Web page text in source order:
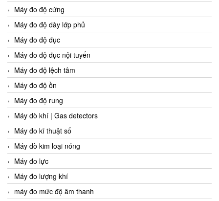
Máy đo độ cứng
Máy đo độ dày lớp phủ
Máy đo độ đục
Máy đo độ đục nội tuyến
Máy đo độ lệch tâm
Máy đo độ ồn
Máy đo độ rung
Máy dò khí | Gas detectors
Máy đo kĩ thuật số
Máy dò kim loại nóng
Máy đo lực
Máy đo lượng khí
máy đo mức độ âm thanh